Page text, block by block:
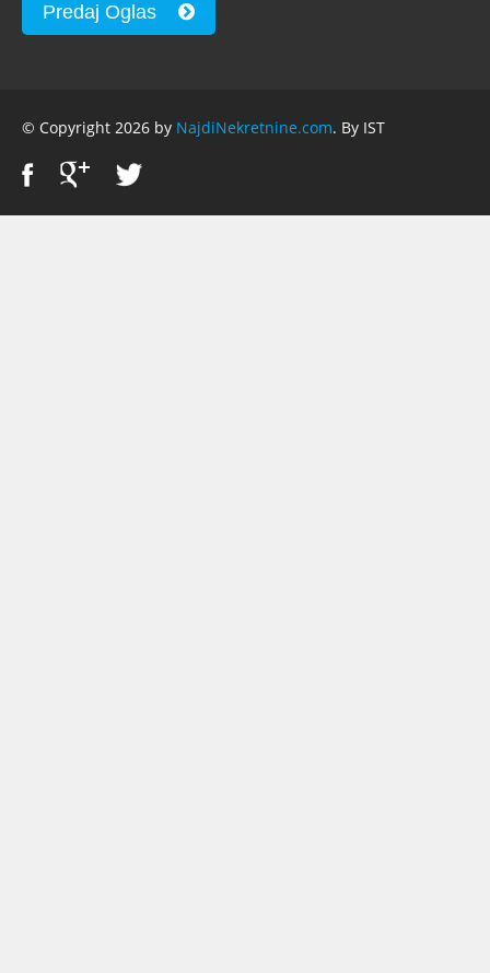
Predaj Oglas
© Copyright 2026 by NajdiNekretnine.com. By IST